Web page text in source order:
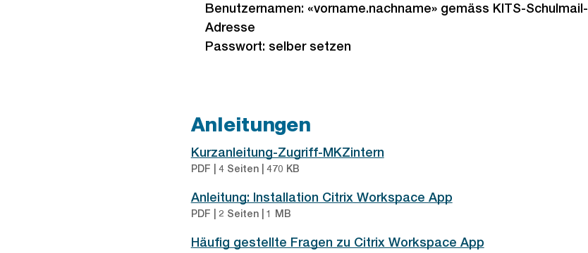
Link:
Benutzernamen: «vorname.nachname» gemäss KITS-Schulmail-
Adresse
Passwort: selber setzen
Anleitungen
Kurzanleitung-Zugriff-MKZintern
PDF | 4 Seiten | 470 KB
Anleitung: Installation Citrix Workspace App
PDF | 2 Seiten | 1 MB
Häufig gestellte Fragen zu Citrix Workspace App